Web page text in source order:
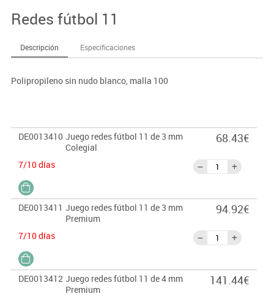
Redes fútbol 11
Descripción Especificaciones
Polipropileno sin nudo blanco, malla 100
DE0013410 Juego redes fútbol 11 de 3 mm
Colegial
7/10 días
68.43€
DE0013411 Juego redes fútbol 11 de 3 mm
Premium
7/10 días
94.92€
DE0013412 Juego redes fútbol 11 de 4 mm
Premium
141.44€